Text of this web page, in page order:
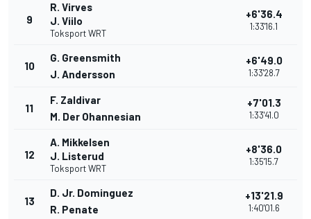
9
R. Virves
J. Viilo
Toksport WRT
+6'36.4
1:33'16.1
10
G. Greensmith
J. Andersson
+6'49.0
1:33'28.7
11
F. Zaldivar
M. Der Ohannesian
+7'01.3
1:33'41.0
12
A. Mikkelsen
J. Listerud
Toksport WRT
+8'36.0
1:35'15.7
13
D. Jr. Dominguez
R. Penate
+13'21.9
1:40'01.6